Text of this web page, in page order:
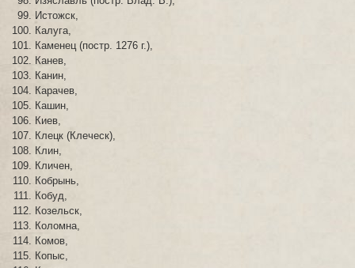
Истожск,
Калуга,
Каменец (постр. 1276 г.),
Канев,
Канин,
Карачев,
Кашин,
Киев,
Клецк (Клеческ),
Клин,
Кличен,
Кобрынь,
Кобуд,
Козельск,
Коломна,
Комов,
Копыс,